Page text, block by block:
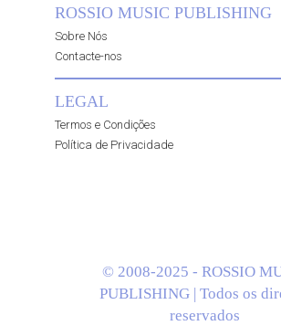
ROSSIO MUSIC PUBLISHING
Sobre Nós
Contacte-nos
LEGAL
Termos e Condições
Política de Privacidade
© 2008-2025 - ROSSIO
PUBLISHING | Todos os
reservados